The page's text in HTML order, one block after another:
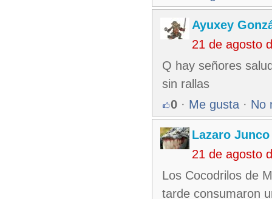
Ayuxey
21 de agosto
Q hay señores
sin rallas
0 · Me gusta · No
Lazaro Junco
21 de agosto
Los Cocodrilos de
tarde consumaron